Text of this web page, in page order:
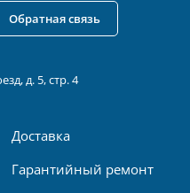
д. 5, стр. 4
Доставка
Гарантийный ремонт
Обратная связь